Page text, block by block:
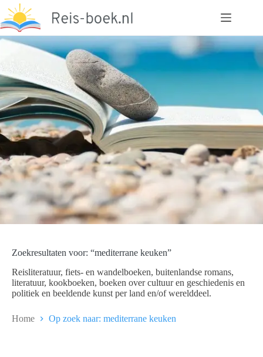
naar
de
inhoud
Zoekresultaten voor: “mediterrane keuken”
Reisliteratuur, fiets- en wandelboeken, buitenlandse romans,
literatuur, kookboeken, boeken over cultuur en geschiedenis en
politiek en beeldende kunst per land en/of werelddeel.
Home Op zoek naar: mediterrane keuken